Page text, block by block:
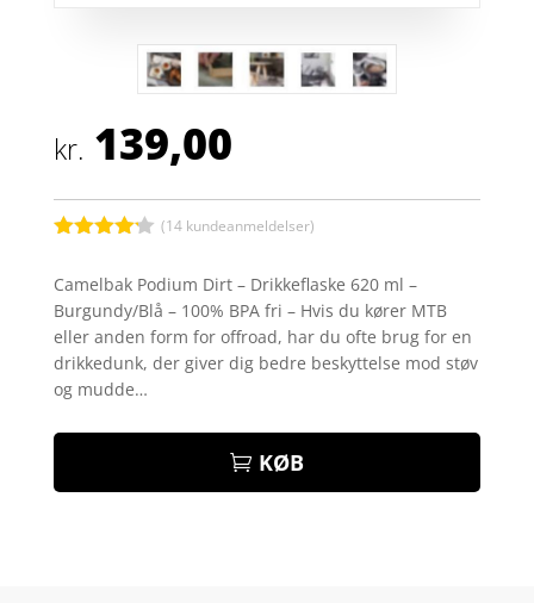
kr. 139,00
ud af 5
baseret
på
kundebedø
mmelser
(14 kundeanmeldelser)
Camelbak Podium Dirt – Drikkeflaske 620 ml –
Burgundy/Blå – 100% BPA fri – Hvis du kører MTB
eller anden form for offroad, har du ofte brug for en
drikkedunk, der giver dig bedre beskyttelse mod støv
og mudde…
KØB